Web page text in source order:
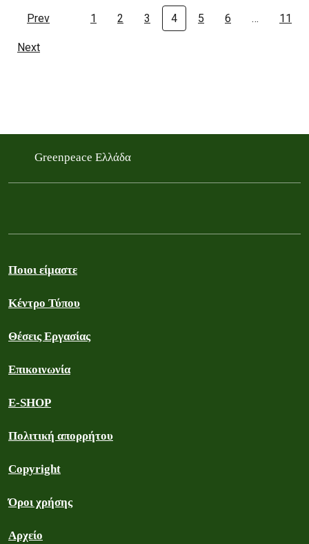
Prev 1 2 3 4 5 6 … 11
Next
Greenpeace Ελλάδα
Ποιοι είμαστε
Κέντρο Τύπου
Θέσεις Εργασίας
Επικοινωνία
E-SHOP
Πολιτική απορρήτου
Copyright
Όροι χρήσης
Αρχείο